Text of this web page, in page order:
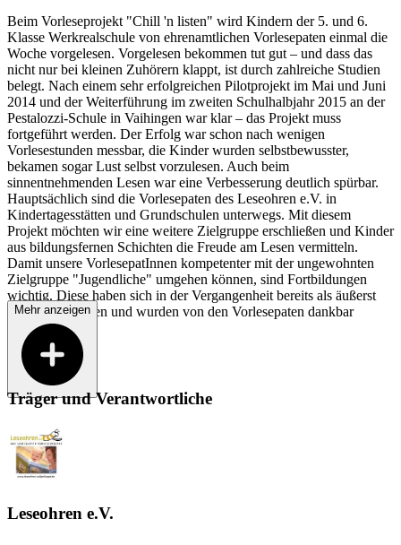
Beim Vorleseprojekt "Chill 'n listen" wird Kindern der 5. und 6.
Klasse Werkrealschule von ehrenamtlichen Vorlesepaten einmal die
Woche vorgelesen. Vorgelesen bekommen tut gut – und dass das
nicht nur bei kleinen Zuhörern klappt, ist durch zahlreiche Studien
belegt. Nach einem sehr erfolgreichen Pilotprojekt im Mai und Juni
2014 und der Weiterführung im zweiten Schulhalbjahr 2015 an der
Pestalozzi-Schule in Vaihingen war klar – das Projekt muss
fortgeführt werden. Der Erfolg war schon nach wenigen
Vorlesestunden messbar, die Kinder wurden selbstbewusster,
bekamen sogar Lust selbst vorzulesen. Auch beim
sinnentnehmenden Lesen war eine Verbesserung deutlich spürbar.
Hauptsächlich sind die Vorlesepaten des Leseohren e.V. in
Kindertagesstätten und Grundschulen unterwegs. Mit diesem
Projekt möchten wir eine weitere Zielgruppe erschließen und Kinder
aus bildungsfernen Schichten die Freude am Lesen vermitteln.
Damit unsere VorlesepatInnen kompetenter mit der ungewohnten
Zielgruppe "Jugendliche" umgehen können, sind Fortbildungen
wichtig. Diese haben sich in der Vergangenheit bereits als äußerst
hilfreich erwiesen und wurden von den Vorlesepaten dankbar
angenommen.
Mehr anzeigen
Träger und Verantwortliche
Leseohren e.V.